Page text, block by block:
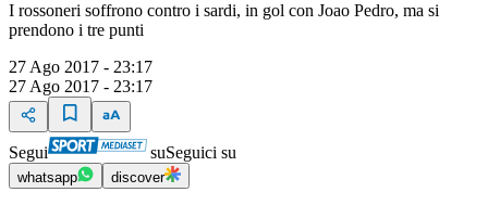
I rossoneri soffrono contro i sardi, in gol con Joao Pedro, ma si
prendono i tre punti
27 Ago 2017 - 23:17
27 Ago 2017 - 23:17
Segui suSeguici su
whatsapp discover